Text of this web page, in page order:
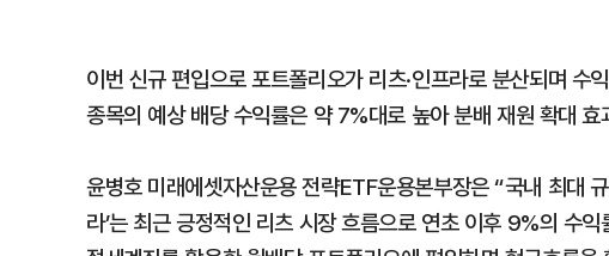
이번 신규 편입으로 포트폴리오가 리츠·인프라로 분산되며
종목의 예상 배당 수익률은 약 7%대로 높아 분배 재원 확대 효
윤병호 미래에셋자산운용 전략ETF운용본부장은 “국내 최대
라’는 최근 긍정적인 리츠 시장 흐름으로 연초 이후 9%의 수